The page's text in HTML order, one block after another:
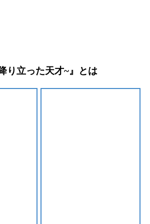
り立った天才~』とは